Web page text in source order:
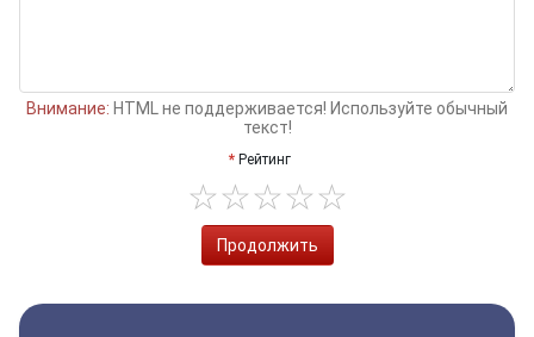
Внимание: HTML не поддерживается! Используйте обычный
текст!
Рейтинг
Продолжить